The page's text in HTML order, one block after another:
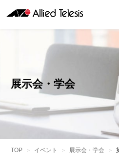
展示会・学会
TOP イベント 展示会・学会